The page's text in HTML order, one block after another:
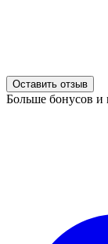
Оставить отзыв
Больше бонусов